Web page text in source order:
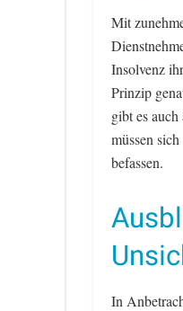
Mit
Insolvenz
Prinzip
gibt es
müssen
befassen.
In